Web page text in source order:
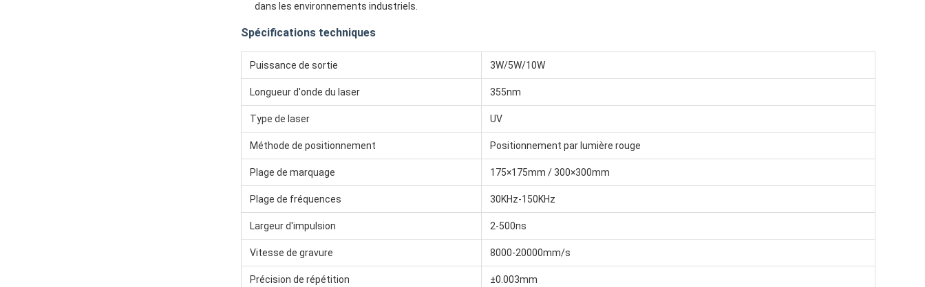
dans les environnements industriels.
Spécifications techniques
Puissance de sortie 3W/5W/10W
Longueur d'onde du laser 355nm
Type de laser UV
Méthode de positionnement Positionnement par lumière rouge
Plage de marquage 175×175mm / 300×300mm
Plage de fréquences 30KHz-150KHz
Largeur d'impulsion 2-500ns
Vitesse de gravure 8000-20000mm/s
Précision de répétition ±0.003mm